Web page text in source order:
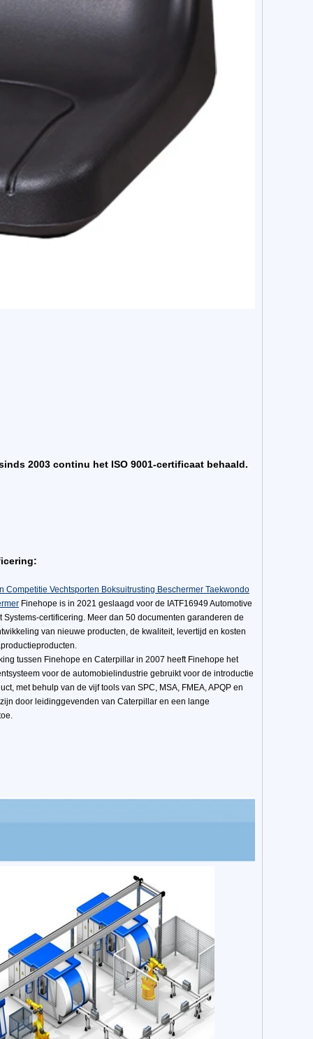
2003 continu het ISO 9001-certificaat behaald.
Competitie Vechtsporten Boksuitrusting Beschermer Taekwondo
Finehope is in 2021 geslaagd voor de IATF16949 Automotive
Systems-certificering. Meer dan 50 documenten garanderen de
van nieuwe producten, de kwaliteit, levertijd en kosten
tussen Finehope en Caterpillar in 2007 heeft Finehope het
voor de automobielindustrie gebruikt voor de introductie
met behulp van de vijf tools van SPC, MSA, FMEA, APQP en
door leidinggevenden van Caterpillar en een lange